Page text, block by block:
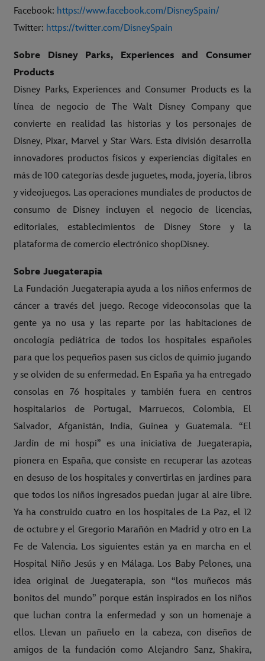
Facebook: https://www.facebook.com/DisneySpain/
Twitter: https://twitter.com/DisneySpain
Sobre Disney Parks, Experiences and Consumer
Products
Disney Parks, Experiences and Consumer Products es la
línea de negocio de The Walt Disney Company que
convierte en realidad las historias y los personajes de
Disney, Pixar, Marvel y Star Wars. Esta división desarrolla
innovadores productos físicos y experiencias digitales en
más de 100 categorías desde juguetes, moda, joyería, libros
y videojuegos. Las operaciones mundiales de productos de
consumo de Disney incluyen el negocio de licencias,
editoriales, establecimientos de Disney Store y la
plataforma de comercio electrónico shopDisney.
Sobre Juegaterapia
La Fundación Juegaterapia ayuda a los niños enfermos de
cáncer a través del juego. Recoge videoconsolas que la
gente ya no usa y las reparte por las habitaciones de
oncología pediátrica de todos los hospitales españoles
para que los pequeños pasen sus ciclos de quimio jugando
y se olviden de su enfermedad. En España ya ha entregado
consolas en 76 hospitales y también fuera en centros
hospitalarios de Portugal, Marruecos, Colombia, El
Salvador, Afganistán, India, Guinea y Guatemala. “El
Jardín de mi hospi” es una iniciativa de Juegaterapia,
pionera en España, que consiste en recuperar las azoteas
en desuso de los hospitales y convertirlas en jardines para
que todos los niños ingresados puedan jugar al aire libre.
Ya ha construido cuatro en los hospitales de La Paz, el 12
de octubre y el Gregorio Marañón en Madrid y otro en La
Fe de Valencia. Los siguientes están ya en marcha en el
Hospital Niño Jesús y en Málaga. Los Baby Pelones, una
idea original de Juegaterapia, son “los muñecos más
bonitos del mundo” porque están inspirados en los niños
que luchan contra la enfermedad y son un homenaje a
ellos. Llevan un pañuelo en la cabeza, con diseños de
amigos de la fundación como Alejandro Sanz, Shakira,